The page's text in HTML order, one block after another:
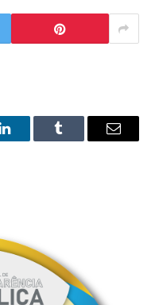
LinkedInTumblr
E-